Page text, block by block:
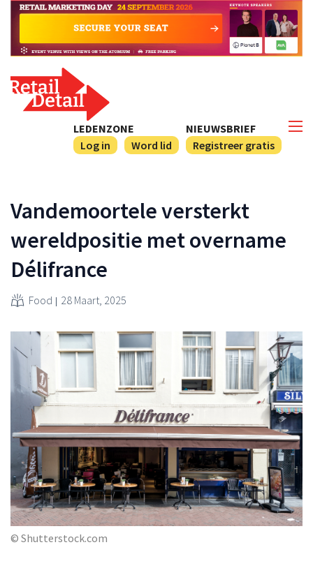
NIEUWSBRIEF
Registreer gratis
LEDENZONE
Log in
Word lid
Vandemoortele versterkt
wereldpositie met overname
Délifrance
Food 28 Maart, 2025
© Shutterstock.com